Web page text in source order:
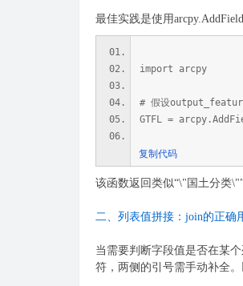
最佳实践是使用
import arcpy
# 假设
GTFL =
复制代码
该函数返回类似“\"国土分类
二、列表值拼接：join的正确
当需要判断字段值是否在某
符，两侧的引号需手动补全。